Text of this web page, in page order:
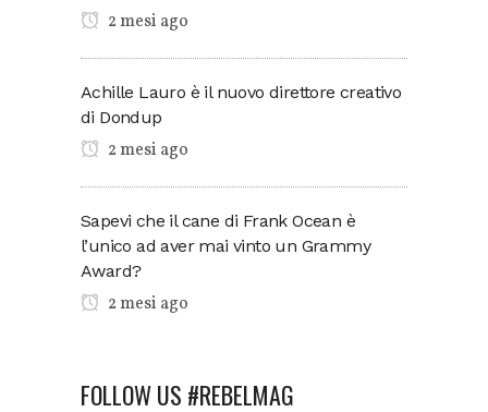
2 mesi ago
Achille Lauro è il nuovo direttore creativo
di Dondup
2 mesi ago
Sapevi che il cane di Frank Ocean è
l’unico ad aver mai vinto un Grammy
Award?
2 mesi ago
FOLLOW US #REBELMAG